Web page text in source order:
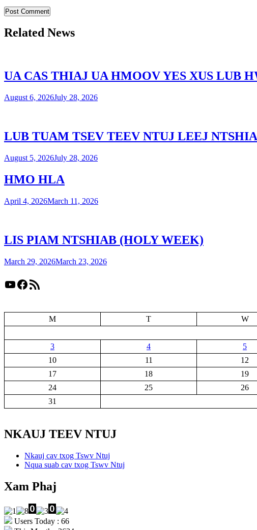
Related News
UA CAS THIAJ UA HMOOV YES XUS LUB
August 6, 2026July 28, 2026
LUB TUAM TSEV TEEV NTUJ LEEJ
August 5, 2026July 28, 2026
HMO HLA
April 4, 2026March 11, 2026
LIS PIAM NTSHIAB (HOLY WEEK)
March 29, 2026March 23, 2026
YouTube
Facebook
RSS Feed
M
T W
3
4 5
10
11 12
17
18 19
24
25 26
31
NKAUJ TEEV NTUJ
Nkauj cav txog Tswv Ntuj
Nqua suab cav txog Tswv Ntuj
Xam Phaj
Users Today : 66